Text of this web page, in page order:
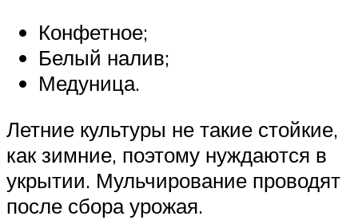
Конфетное;
Белый налив;
Медуница.
Летние культуры не такие стойкие,
как зимние, поэтому нуждаются в
укрытии. Мульчирование проводят
после сбора урожая.